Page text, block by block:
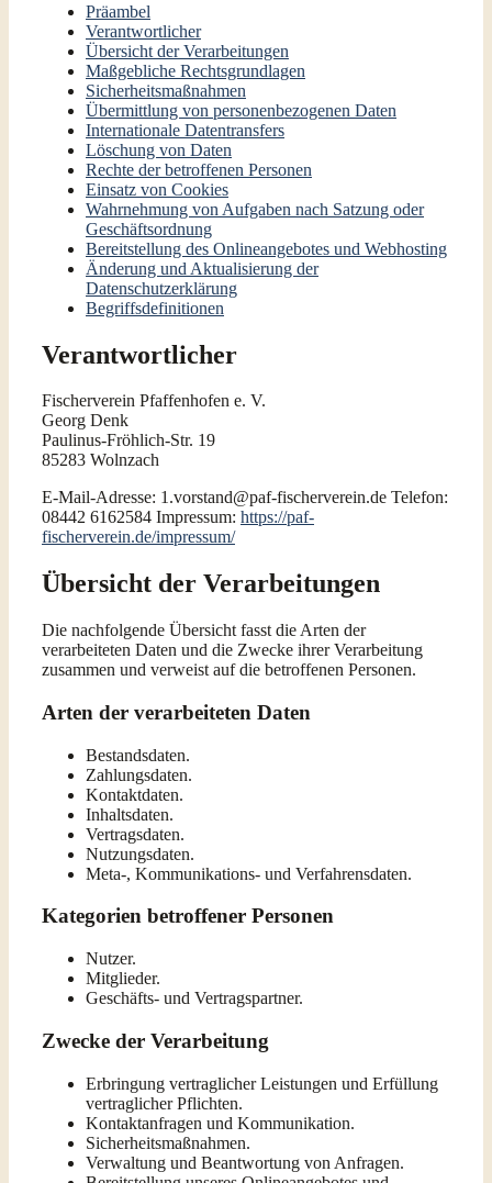
Präambel
Verantwortlicher
Übersicht der Verarbeitungen
Maßgebliche Rechtsgrundlagen
Sicherheitsmaßnahmen
Übermittlung von personenbezogenen Daten
Internationale Datentransfers
Löschung von Daten
Rechte der betroffenen Personen
Einsatz von Cookies
Wahrnehmung von Aufgaben nach Satzung oder
Geschäftsordnung
Bereitstellung des Onlineangebotes und Webhosting
Änderung und Aktualisierung der
Datenschutzerklärung
Begriffsdefinitionen
Verantwortlicher
Fischerverein Pfaffenhofen e. V.
Georg Denk
Paulinus-Fröhlich-Str. 19
85283 Wolnzach
E-Mail-Adresse: 1.vorstand@paf-fischerverein.de Telefon:
08442 6162584 Impressum: https://paf-
fischerverein.de/impressum/
Übersicht der Verarbeitungen
Die nachfolgende Übersicht fasst die Arten der
verarbeiteten Daten und die Zwecke ihrer Verarbeitung
zusammen und verweist auf die betroffenen Personen.
Arten der verarbeiteten Daten
Bestandsdaten.
Zahlungsdaten.
Kontaktdaten.
Inhaltsdaten.
Vertragsdaten.
Nutzungsdaten.
Meta-, Kommunikations- und Verfahrensdaten.
Kategorien betroffener Personen
Nutzer.
Mitglieder.
Geschäfts- und Vertragspartner.
Zwecke der Verarbeitung
Erbringung vertraglicher Leistungen und Erfüllung
vertraglicher Pflichten.
Kontaktanfragen und Kommunikation.
Sicherheitsmaßnahmen.
Verwaltung und Beantwortung von Anfragen.